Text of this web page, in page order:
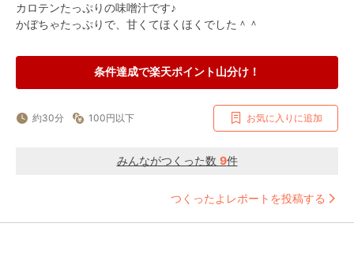
カロテンたっぷりの味噌汁です♪
かぼちゃたっぷりで、甘くてほくほくでした＾＾
条件達成で楽天ポイント山分け！
約30分 100円以下 お気に入りに追加
みんながつくった数 9件
つくったよレポートを投稿する